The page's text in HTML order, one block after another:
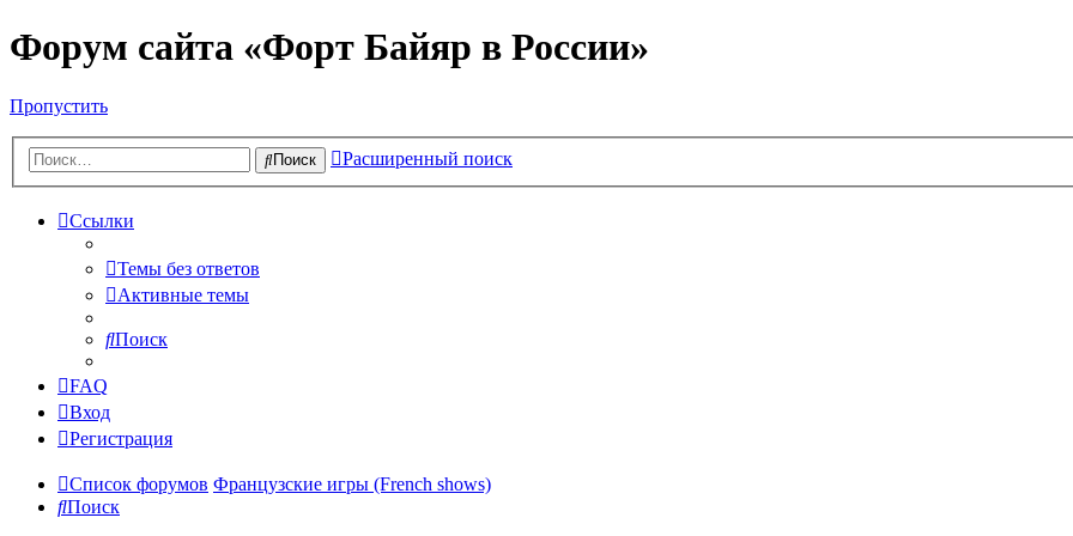
Форум сайта «Форт Байяр в России»
Пропустить
Поиск Расширенный поиск
Ссылки
Темы без ответов
Активные темы
Поиск
FAQ
Вход
Регистрация
Список форумов Французские игры (French shows)
Поиск